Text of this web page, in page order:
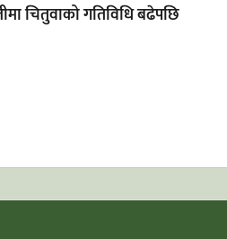
चितुवाको गतिविधि बढेपछि